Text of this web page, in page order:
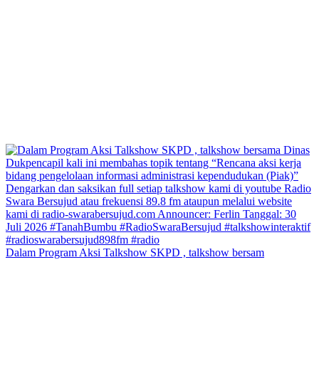
Dalam Program Aksi Talkshow SKPD , talkshow bersam